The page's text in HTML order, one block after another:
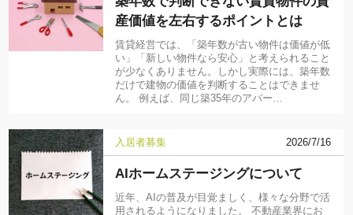
産価値を左右するポイントとは
賃貸経営では、「築年数が古い物件は価値が低
い」「新しい物件なら安心」と考えられること
が少なくありません。しかし実際には、築年数
だけで建物の価値を判断することはできませ
ん。 例えば、同じ築35年のアパー…
入居者募集 2026/7/16
AIホームステージングについて
近年、AIの普及が目覚ましく、様々な分野で活
用されるようになりました。 不動産業界にお